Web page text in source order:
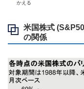
かえる
米国株式
の関係